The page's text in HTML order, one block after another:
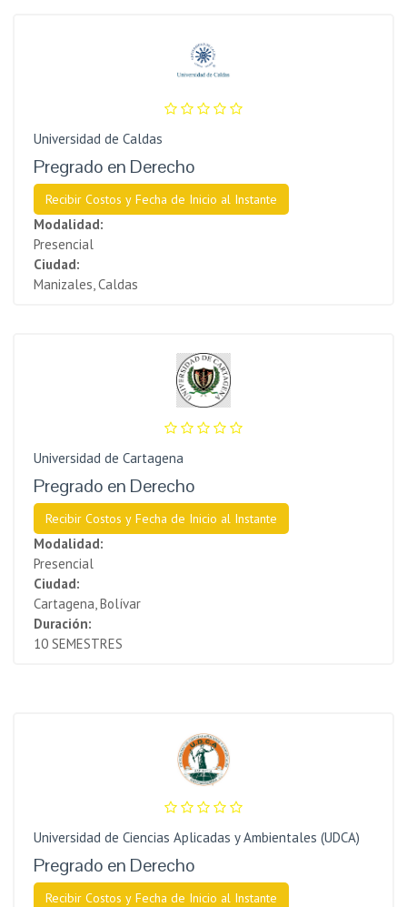
Universidad de Caldas
Pregrado en Derecho
Recibir Costos y Fecha de Inicio al Instante
Modalidad:
Presencial
Ciudad:
Manizales, Caldas
Universidad de Cartagena
Pregrado en Derecho
Recibir Costos y Fecha de Inicio al Instante
Modalidad:
Presencial
Ciudad:
Cartagena, Bolívar
Duración:
10 SEMESTRES
Universidad de Ciencias Aplicadas y Ambientales (UDCA)
Pregrado en Derecho
Recibir Costos y Fecha de Inicio al Instante